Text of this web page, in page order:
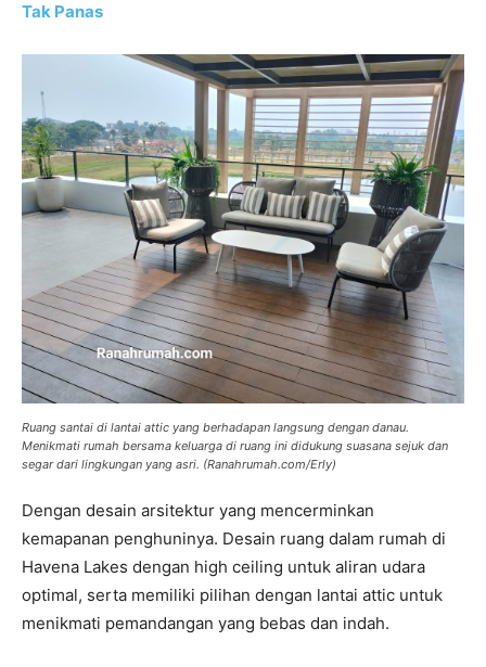
Tak Panas
Ruang santai di lantai attic yang berhadapan langsung dengan danau.
Menikmati rumah bersama keluarga di ruang ini didukung suasana sejuk dan
segar dari lingkungan yang asri. (Ranahrumah.com/Erly)
Dengan desain arsitektur yang mencerminkan
kemapanan penghuninya. Desain ruang dalam rumah di
Havena Lakes dengan high ceiling untuk aliran udara
optimal, serta memiliki pilihan dengan lantai attic untuk
menikmati pemandangan yang bebas dan indah.